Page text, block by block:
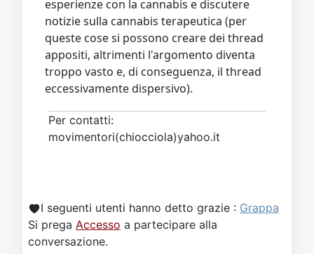
esperienze con la cannabis e discutere
notizie sulla cannabis terapeutica (per
queste cose si possono creare dei thread
appositi, altrimenti l'argomento diventa
troppo vasto e, di conseguenza, il thread
eccessivamente dispersivo).
Per contatti:
movimentori(chiocciola)yahoo.it
I seguenti utenti hanno detto grazie : Grappa
Si prega Accesso a partecipare alla
conversazione.